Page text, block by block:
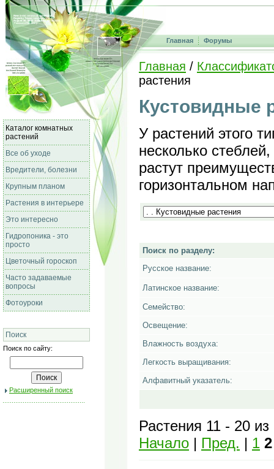
Главная Форумы
Каталог комнатных
растений
Все об уходе
Вредители, болезни
Крупным планом
Растения в интерьере
Это интересно
Гидропоника - это
просто
Цветочный гороскоп
Часто задаваемые
вопросы
Фотоуроки
Поиск
Поиск по сайту:
Расширенный поиск
Главная /
растения
Кустовидные
У растений этого
несколько
растут
горизонтальном
Поиск по разделу:
Русское название:
Латинское название:
Семейство:
Освещение:
Влажность воздуха:
Легкость выращивания:
Алфавитный указатель:
Растения 11 - 20 из
Начало | Пред. | 1 2